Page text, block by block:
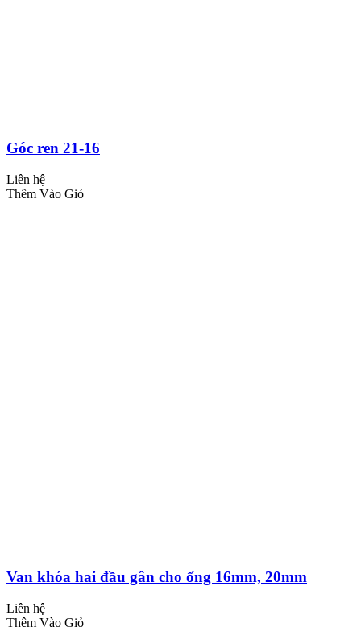
Góc ren 21-16
Liên hệ
Thêm Vào Giỏ
Van khóa hai đầu gân cho ống 16mm, 20mm
Liên hệ
Thêm Vào Giỏ